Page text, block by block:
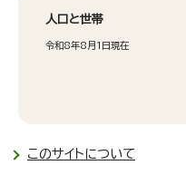
人口と世帯
令和8年8月1日現在
このサイトについて